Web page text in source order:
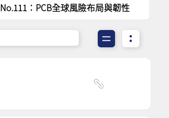
No.111：PCB全球風險布局與韌性